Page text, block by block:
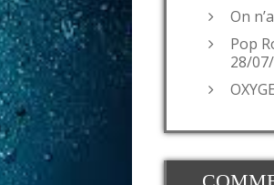
On
Pop
28/